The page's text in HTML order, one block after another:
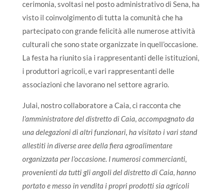
cerimonia, svoltasi nel posto administrativo di Sena, ha
visto il coinvolgimento di tutta la comunità che ha
partecipato con grande felicità alle numerose attività
culturali che sono state organizzate in quell’occasione.
La festa ha riunito sia i rappresentanti delle istituzioni,
i produttori agricoli, e vari rappresentanti delle
associazioni che lavorano nel settore agrario.
Julai, nostro collaboratore a Caia, ci racconta che
l’amministratore del distretto di Caia, accompagnato da
una delegazioni di altri funzionari, ha visitato i vari stand
allestiti in diverse aree della fiera agroalimentare
organizzata per l’occasione. I numerosi commercianti,
provenienti da tutti gli angoli del distretto di Caia, hanno
portato e messo in vendita i propri prodotti sia agricoli